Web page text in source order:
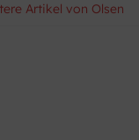
Artikel von Olsen